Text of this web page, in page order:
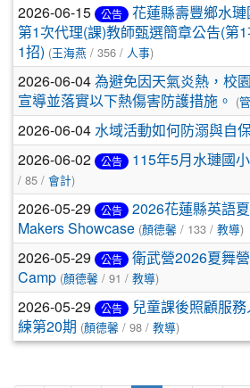
2026-06-15 公告
花蓮縣壽豐鄉水
第1次代理(課)教師甄選簡章公告(第
1招) (王海燕 / 356 / 人事)
2026-06-04為避免因天氣炎熱，校
宣導並落實以下熱傷害防護措施。 (
2026-06-04水域活動如何防溺與自
2026-06-02 公告 115年5月水璉國
/ 85 / 會計)
2026-05-29 公告
2026花蓮縣英語
Makers Showcase (顏德馨 / 133 / 教導)
2026-05-29 公告
衛武營2026夏舞
Camp (顏德馨 / 91 / 教導)
2026-05-29 公告
兒童課後照顧服
練第20期 (顏德馨 / 98 / 教導)